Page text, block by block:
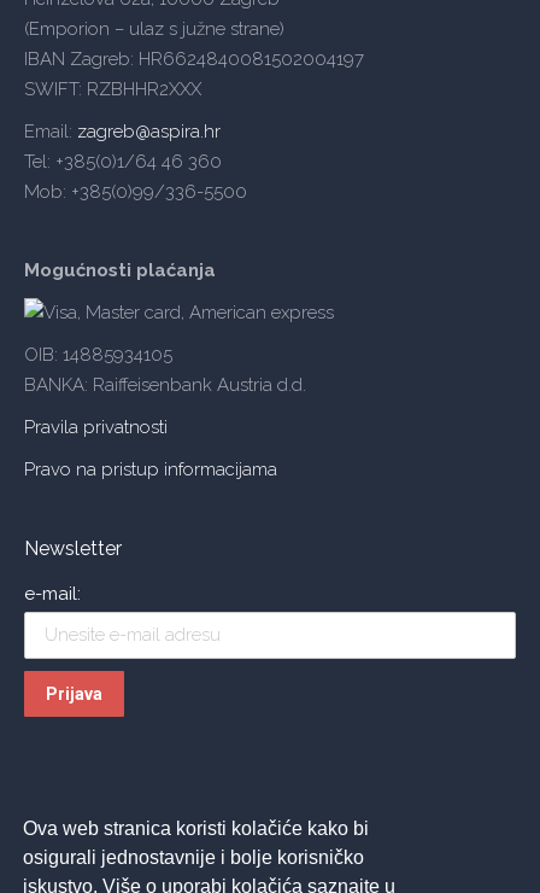
Ova web stranica koristi kolačiće kako bi
osigurali jednostavnije i bolje korisničko
iskustvo. Više o uporabi kolačića saznajte u
(Emporion – ulaz s južne strane)
IBAN Zagreb: HR6624840081502004197
SWIFT: RZBHHR2XXX
Email: zagreb@aspira.hr
Tel: +385(0)1/64 46 360
Mob: +385(0)99/336-5500
Mogućnosti plaćanja
OIB: 14885934105
BANKA: Raiffeisenbank Austria d.d.
Pravila privatnosti
Pravo na pristup informacijama
Newsletter
e-mail: